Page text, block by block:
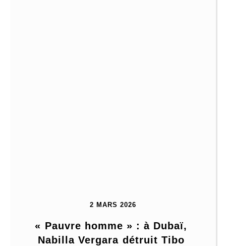
2 MARS 2026
« Pauvre homme » : à Dubaï,
Nabilla Vergara détruit Tibo